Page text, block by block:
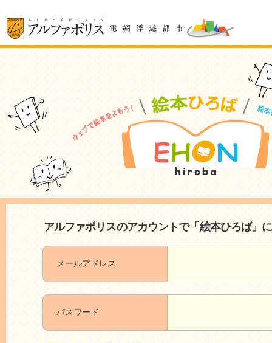
アルファポリスのアカウントで「絵本ひろば」
メールアドレス
パスワード